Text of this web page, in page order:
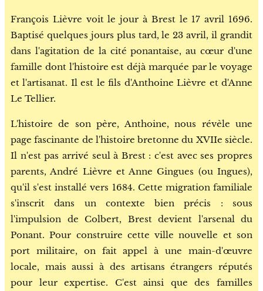
François Lièvre voit le jour à Brest le 17 avril 1696.
Baptisé quelques jours plus tard, le 23 avril, il grandit
dans l'agitation de la cité ponantaise, au cœur d'une
famille dont l'histoire est déjà marquée par le voyage
et l'artisanat. Il est le fils d'Anthoine Lièvre et d'Anne
Le Tellier.
L'histoire de son père, Anthoine, nous révèle une
page fascinante de l'histoire bretonne du XVIIe siècle.
Il n'est pas arrivé seul à Brest : c'est avec ses propres
parents, André Lièvre et Anne Gingues (ou Ingues),
qu'il s'est installé vers 1684. Cette migration familiale
s'inscrit dans un contexte bien précis : sous
l'impulsion de Colbert, Brest devient l'arsenal du
Ponant. Pour construire cette ville nouvelle et son
port militaire, on fait appel à une main-d'œuvre
locale, mais aussi à des artisans étrangers réputés
pour leur expertise. C'est ainsi que des familles